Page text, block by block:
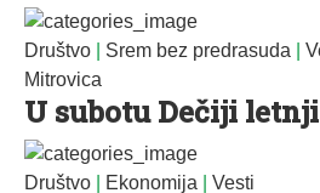
Društvo Srem bez predrasuda
Mitrovica
U subotu Dečiji
Društvo Ekonomija Vesti